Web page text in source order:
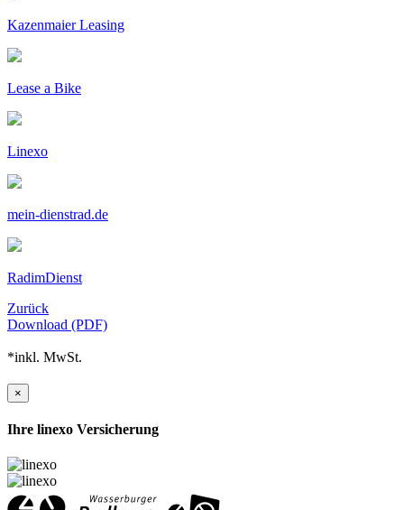
Kazenmaier Leasing
Lease a Bike
Linexo
mein-dienstrad.de
RadimDienst
Zurück
Download (PDF)
*inkl. MwSt.
×
Ihre linexo Versicherung